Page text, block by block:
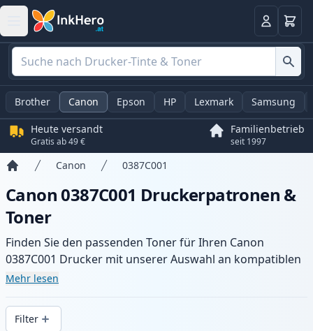
Anmelden
Brother Canon Epson HP Lexmark Samsung
Heute versandt
Gratis ab 49 €
Familienbetrieb
seit 1997
Canon 0387C001
Canon 0387C001 Druckerpatronen &
Toner
Finden Sie den passenden Toner für Ihren Canon
0387C001 Drucker mit unserer Auswahl an kompatiblen
und XL-Patronen. Profitieren Sie von gleichbleibender
in .
Mehr lesen
Filter